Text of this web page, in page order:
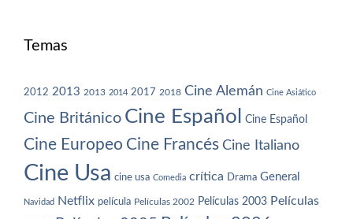
Temas
2012 2013 2013 2014 2017 2018 Cine Alemán Cine Asiático
Cine Británico Cine Español Cine Español
Cine Europeo Cine Francés Cine Italiano
Cine Usa cine usa Comedia crítica Drama General
Navidad Netflix película Películas 2002 Películas 2003 Películas